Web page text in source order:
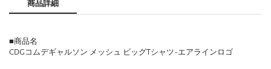
商品詳細
■商品名
CDGコムデギャルソン メッシュ ビッグTシャツ-エアラインロゴ